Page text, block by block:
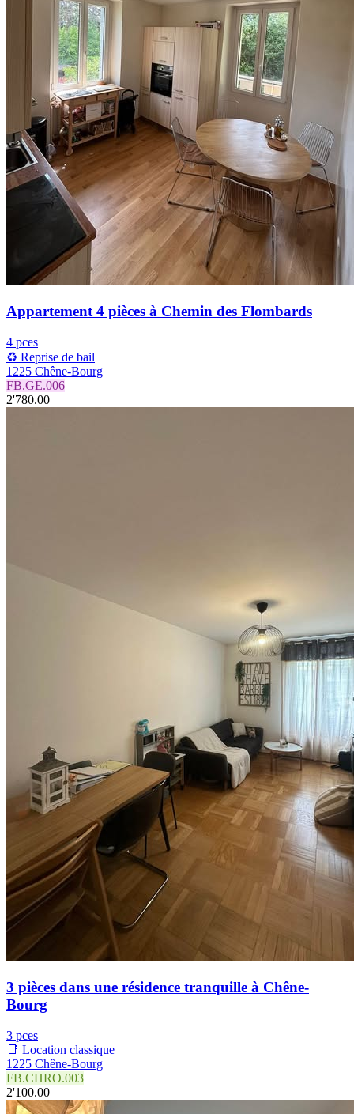
Appartement 4 pièces à Chemin des Flombards
4 pces
♻️ Reprise de bail
1225 Chêne-Bourg
FB.GE.006
2'780.00
3 pièces dans une résidence tranquille à Chêne-
Bourg
3 pces
📑 Location classique
1225 Chêne-Bourg
FB.CHRO.003
2'100.00